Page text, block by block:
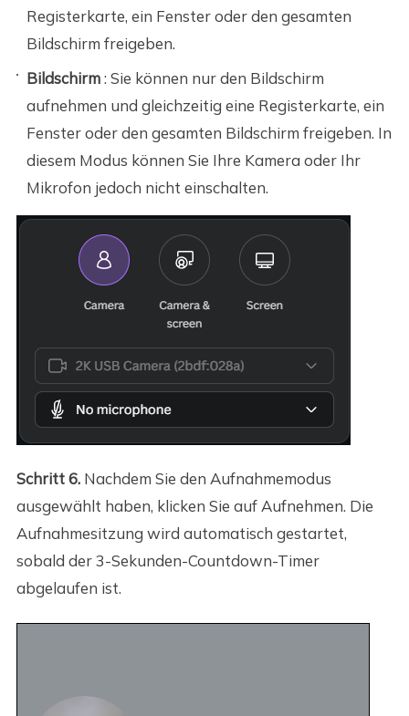
Registerkarte, ein Fenster oder den gesamten
Bildschirm freigeben.
Bildschirm: Sie können nur den Bildschirm
aufnehmen und gleichzeitig eine Registerkarte, ein
Fenster oder den gesamten Bildschirm freigeben. In
diesem Modus können Sie Ihre Kamera oder Ihr
Mikrofon jedoch nicht einschalten.
Schritt 6.Nachdem Sie den Aufnahmemodus
ausgewählt haben, klicken Sie auf Aufnehmen. Die
Aufnahmesitzung wird automatisch gestartet,
sobald der 3-Sekunden-Countdown-Timer
abgelaufen ist.